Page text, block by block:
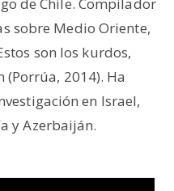
sobre Medio Oriente,
son los kurdos,
2014). Ha
en Israel,
y Azerbaiján.